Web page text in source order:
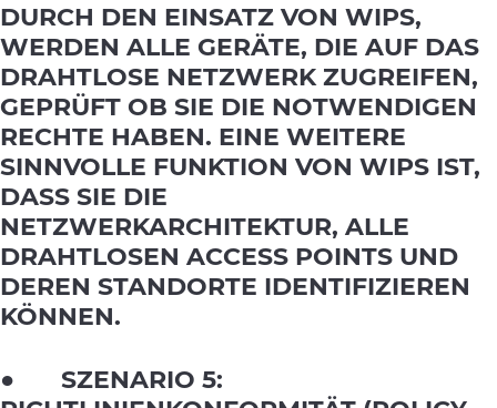
DURCH DEN EINSATZ VON WIPS,
WERDEN ALLE GERÄTE, DIE AUF DAS
DRAHTLOSE NETZWERK ZUGREIFEN,
GEPRÜFT OB SIE DIE NOTWENDIGEN
RECHTE HABEN. EINE WEITERE
SINNVOLLE FUNKTION VON WIPS IST,
DASS SIE DIE
NETZWERKARCHITEKTUR, ALLE
DRAHTLOSEN ACCESS POINTS UND
DEREN STANDORTE IDENTIFIZIEREN
KÖNNEN.
● SZENARIO 5: